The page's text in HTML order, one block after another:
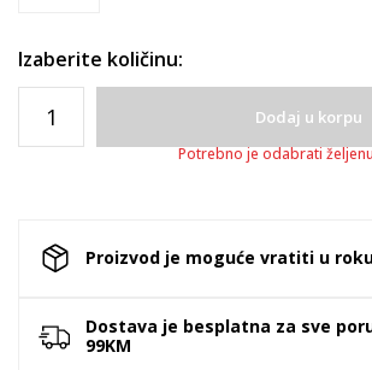
Izaberite količinu:
Dodaj u korpu
Potrebno je odabrati
Proizvod je moguće vratiti u
Dostava je besplatna za sve
99KM